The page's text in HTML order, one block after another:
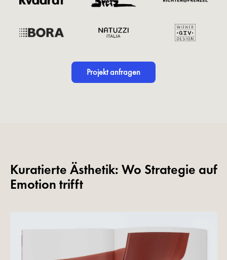
Projekt anfragen
Kuratierte Ästhetik: Wo Strategie auf
Emotion trifft